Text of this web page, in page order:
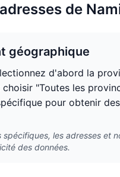
de
géographique
d'abord la
"Toutes les
pour obtenir
les adresses et
des données.